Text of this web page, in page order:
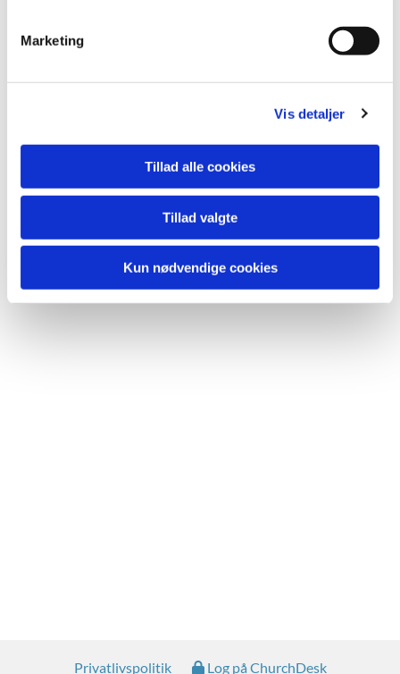
Marketing
Vis detaljer
Tillad alle cookies
Tillad valgte
Kun nødvendige cookies
Du vil måske også kunne lide...
Privatlivspolitik Log på ChurchDesk